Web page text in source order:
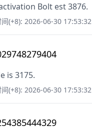
Bolt est 3876.
(+8): 2026-06-30 17:53:32
is 3175.
(+8): 2026-06-30 17:53:32